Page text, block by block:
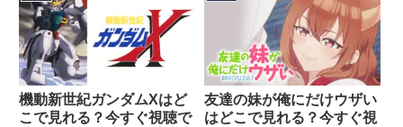
機動新世紀ガンダムXはど
こで見れる？今すぐ視聴で
友達の妹が俺にだけウザい
はどこで見れる？今すぐ視